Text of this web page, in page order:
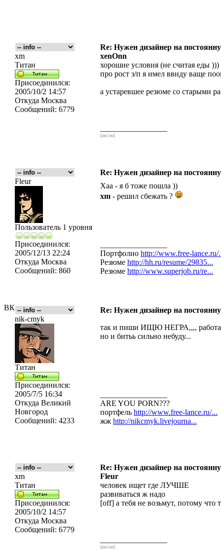
ВК
Re: Нужен дизайнер на
xm
Титан
Присоединился:
2005/10/2 14:57
Откуда Москва
Сообщений: 6779
xenOnn
хорошие условия (не считая еды
про рост з/п я имел ввиду ваще
а устаревшее резюме со старыми
[икс́эм]
Re: Нужен дизайнер на
Fleur
Пользователь 1 уровня
Присоединился:
2005/12/13 22:24
Откуда Москва
Сообщений: 860
Хаа - я б тоже пошла ))
xm - решил сбежать ?
Портфолио http://www.free-lance.ru/
Резюме http://hh.ru/resume/29835...
Резюме http://www.superjob.ru/re...
Re: Нужен дизайнер на
nik-cmyk
Титан
Присоединился:
2005/7/5 16:34
Откуда Великий
Новгород
Сообщений: 4233
так и пиши ИЩЮ НЕГРА,,,, работа
но и битьь сильно небуду...
ARE YOU PORN???
портфель http://www.free-lance.ru/...
жж http://nikcmyk.livejourna...
Re: Нужен дизайнер на
xm
Титан
Присоединился:
2005/10/2 14:57
Откуда Москва
Сообщений: 6779
Fleur
человек ищет где ЛУЧШЕ
развиваться ж надо
[off] а тебя не возьмут, потому
[икс́эм]